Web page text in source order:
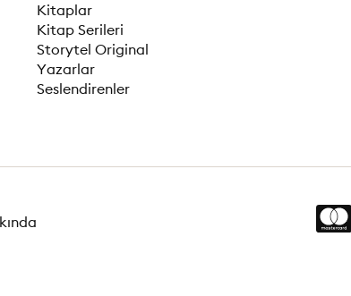
Kitaplar
Kitap Serileri
Storytel Original
Yazarlar
Seslendirenler